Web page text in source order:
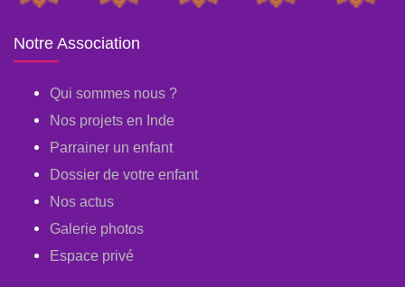
Notre Association
Qui sommes nous ?
Nos projets en Inde
Parrainer un enfant
Dossier de votre enfant
Nos actus
Galerie photos
Espace privé